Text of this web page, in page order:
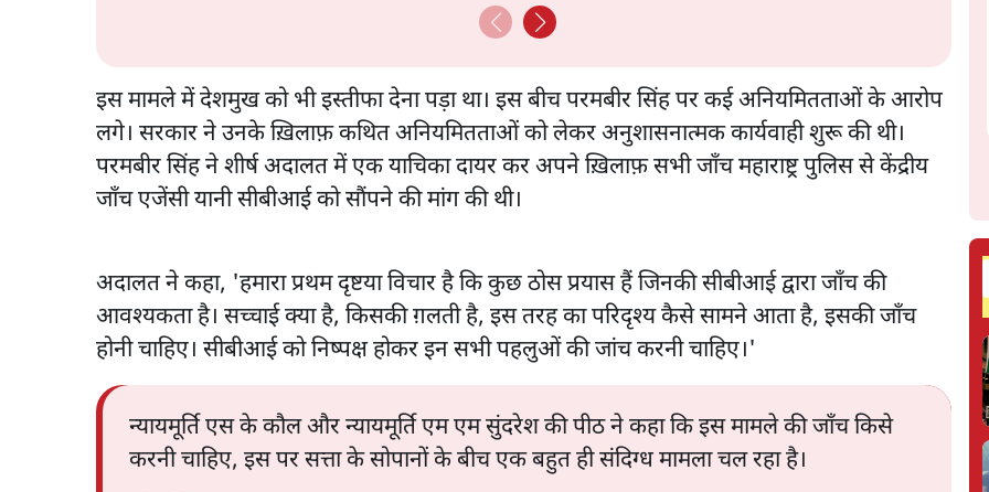
इस मामले में देशमुख को भी इस्तीफा देना पड़ा था। इस बीच परमबीर सिंह पर कई अनियमितताओं के आरोप
लगे। सरकार ने उनके ख़िलाफ़ कथित अनियमितताओं को लेकर अनुशासनात्मक कार्यवाही शुरू की थी।
परमबीर सिंह ने शीर्ष अदालत में एक याचिका दायर कर अपने ख़िलाफ़ सभी जाँच महाराष्ट्र पुलिस से केंद्रीय
जाँच एजेंसी यानी सीबीआई को सौंपने की मांग की थी।
अदालत ने कहा, 'हमारा प्रथम दृष्टया विचार है कि कुछ ठोस प्रयास हैं जिनकी सीबीआई द्वारा जाँच की
आवश्यकता है। सच्चाई क्या है, किसकी ग़लती है, इस तरह का परिदृश्य कैसे सामने आता है, इसकी जाँच
होनी चाहिए। सीबीआई को निष्पक्ष होकर इन सभी पहलुओं की जांच करनी चाहिए।'
न्यायमूर्ति एस के कौल और न्यायमूर्ति एम एम सुंदरेश की पीठ ने कहा कि इस मामले की जाँच किसे
करनी चाहिए, इस पर सत्ता के सोपानों के बीच एक बहुत ही संदिग्ध मामला चल रहा है।